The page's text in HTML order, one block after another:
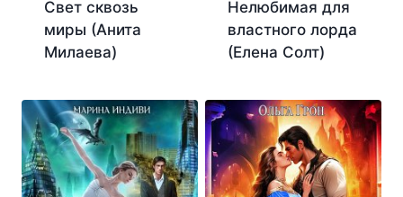
Свет сквозь
миры (Анита
Милаева)
Нелюбимая для
властного лорда
(Елена Солт)